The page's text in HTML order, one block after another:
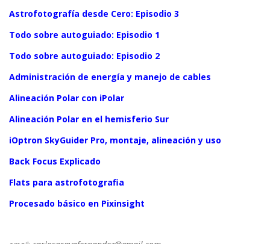
Astrofotografía desde Cero: Episodio 3
Todo sobre autoguiado: Episodio 1
Todo sobre autoguiado: Episodio 2
Administración de energía y manejo de cables
Alineación Polar con iPolar
Alineación Polar en el hemisferio Sur
iOptron SkyGuider Pro, montaje, alineación y uso
Back Focus Explicado
Flats para astrofotografia
Procesado básico en Pixinsight